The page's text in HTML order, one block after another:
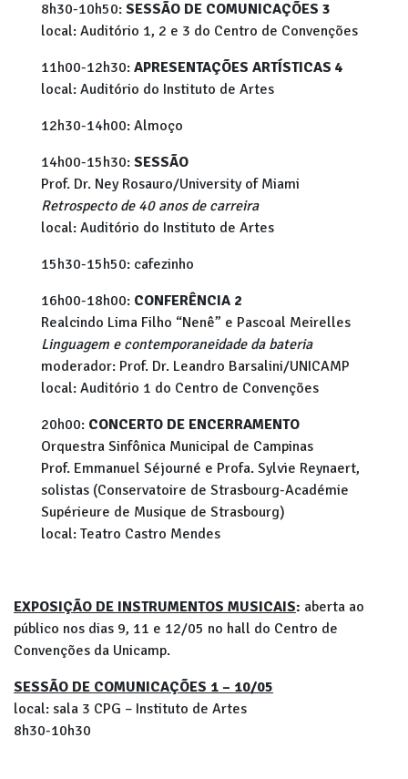
8h30-10h50: SESSÃO DE COMUNICAÇÕES 3
local: Auditório 1, 2 e 3 do Centro de Convenções
11h00-12h30: APRESENTAÇÕES ARTÍSTICAS 4
local: Auditório do Instituto de Artes
12h30-14h00: Almoço
14h00-15h30: SESSÃO
Prof. Dr. Ney Rosauro/University of Miami
Retrospecto de 40 anos de carreira
local: Auditório do Instituto de Artes
15h30-15h50: cafezinho
16h00-18h00: CONFERÊNCIA 2
Realcindo Lima Filho “Nenê” e Pascoal Meirelles
Linguagem e contemporaneidade da bateria
moderador: Prof. Dr. Leandro Barsalini/UNICAMP
local: Auditório 1 do Centro de Convenções
20h00: CONCERTO DE ENCERRAMENTO
Orquestra Sinfônica Municipal de Campinas
Prof. Emmanuel Séjourné e Profa. Sylvie Reynaert,
solistas (Conservatoire de Strasbourg-Académie
Supérieure de Musique de Strasbourg)
local: Teatro Castro Mendes
EXPOSIÇÃO DE INSTRUMENTOS MUSICAIS: aberta ao
público nos dias 9, 11 e 12/05 no hall do Centro de
Convenções da Unicamp.
SESSÃO DE COMUNICAÇÕES 1 – 10/05
local: sala 3 CPG – Instituto de Artes
8h30-10h30